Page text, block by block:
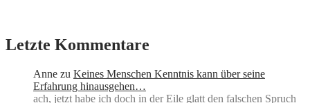
Letzte Kommentare
Anne zu Keines Menschen Kenntnis kann über seine
Erfahrung hinausgehen…
ach, jetzt habe ich doch in der Eile glatt den falschen Spruch